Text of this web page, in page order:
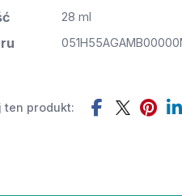
28 ml
ten produkt: